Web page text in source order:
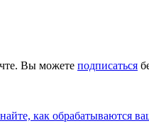
Вы можете подписаться
как обрабатываются